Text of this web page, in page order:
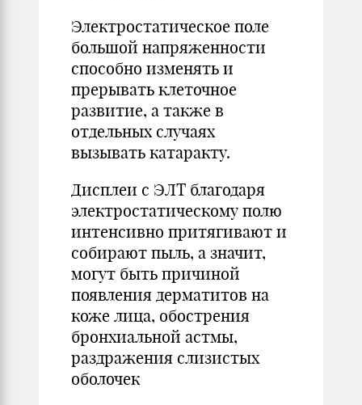
Электростатическое поле
большой напряженности
способно изменять и
прерывать клеточное
развитие, а также в
отдельных случаях
вызывать катаракту.
Дисплеи с ЭЛТ благодаря
электростатическому полю
интенсивно притягивают и
собирают пыль, а значит,
могут быть причиной
появления дерматитов на
коже лица, обострения
бронхиальной астмы,
раздражения слизистых
оболочек